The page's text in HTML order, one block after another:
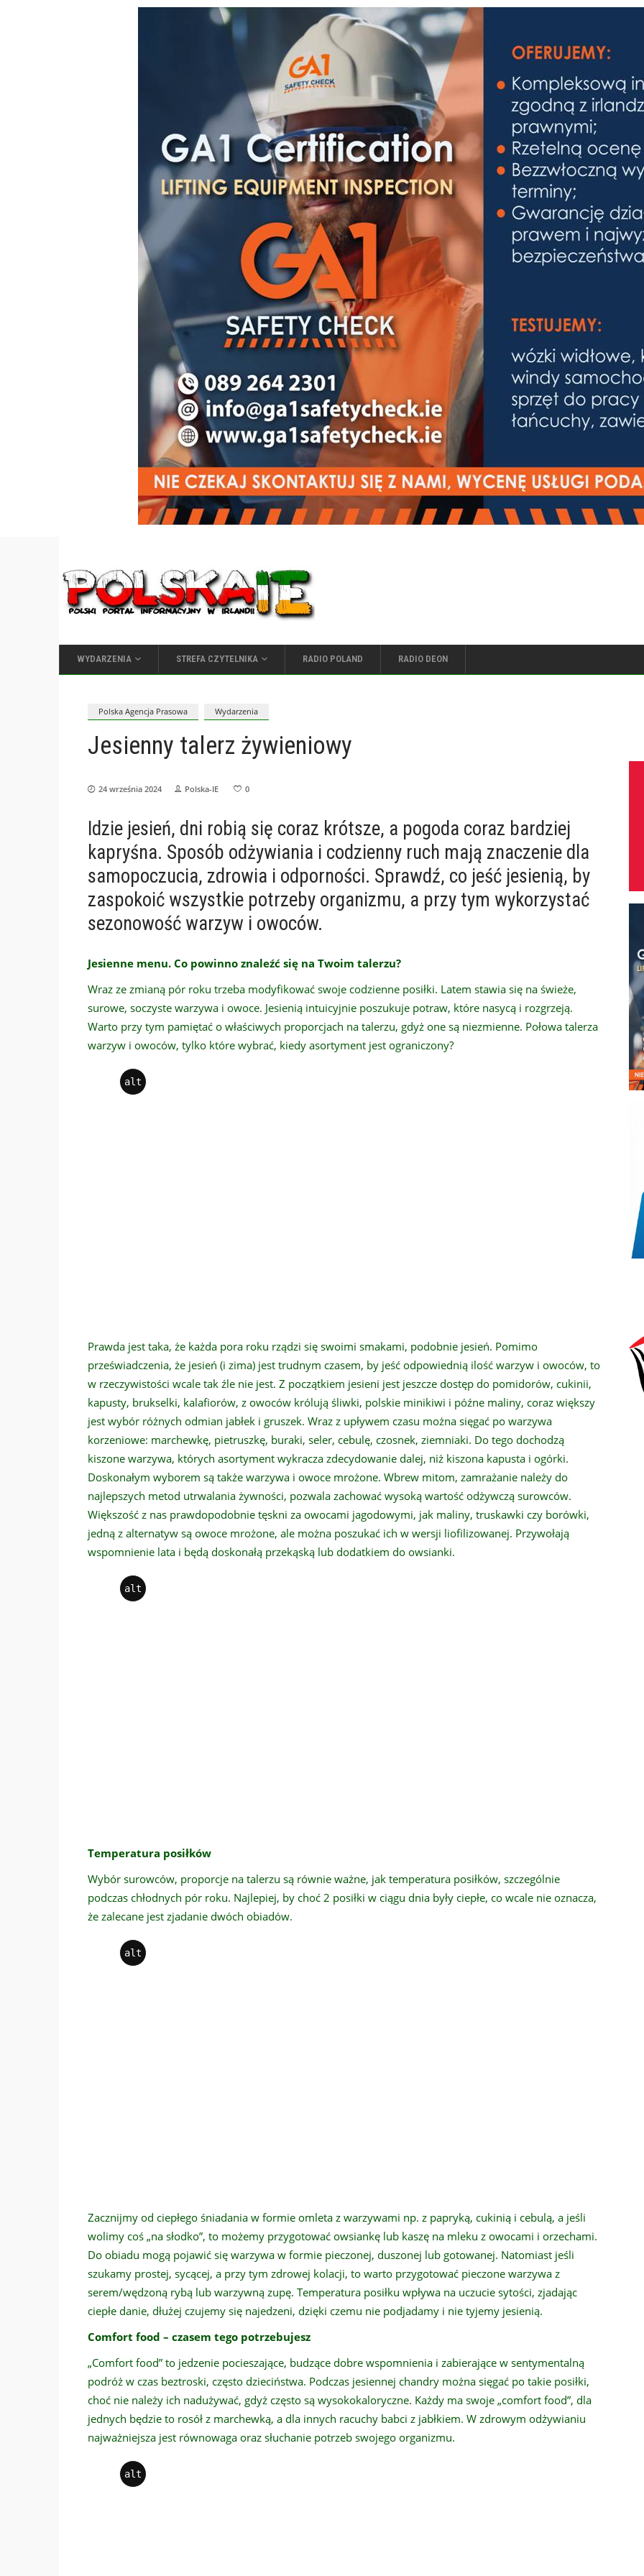
WYDARZENIA STREFA CZYTELNIKA RADIO POLAND RADIO DEON
Polska Agencja Prasowa Wydarzenia
Jesienny talerz żywieniowy
24 września 2024 Polska-IE 0
Idzie jesień, dni robią się coraz krótsze, a pogoda coraz bardziej
kapryśna. Sposób odżywiania i codzienny ruch mają znaczenie dla
samopoczucia, zdrowia i odporności. Sprawdź, co jeść jesienią, by
zaspokoić wszystkie potrzeby organizmu, a przy tym wykorzystać
sezonowość warzyw i owoców.
Jesienne menu. Co powinno znaleźć się na Twoim talerzu?
Wraz ze zmianą pór roku trzeba modyfikować swoje codzienne posiłki. Latem stawia się na świeże,
surowe, soczyste warzywa i owoce. Jesienią intuicyjnie poszukuje potraw, które nasycą i rozgrzeją.
Warto przy tym pamiętać o właściwych proporcjach na talerzu, gdyż one są niezmienne. Połowa talerza
warzyw i owoców, tylko które wybrać, kiedy asortyment jest ograniczony?
alt
Prawda jest taka, że każda pora roku rządzi się swoimi smakami, podobnie jesień. Pomimo
przeświadczenia, że jesień (i zima) jest trudnym czasem, by jeść odpowiednią ilość warzyw i owoców, to
w rzeczywistości wcale tak źle nie jest. Z początkiem jesieni jest jeszcze dostęp do pomidorów, cukinii,
kapusty, brukselki, kalafiorów, z owoców królują śliwki, polskie minikiwi i późne maliny, coraz większy
jest wybór różnych odmian jabłek i gruszek. Wraz z upływem czasu można sięgać po warzywa
korzeniowe: marchewkę, pietruszkę, buraki, seler, cebulę, czosnek, ziemniaki. Do tego dochodzą
kiszone warzywa, których asortyment wykracza zdecydowanie dalej, niż kiszona kapusta i ogórki.
Doskonałym wyborem są także warzywa i owoce mrożone. Wbrew mitom, zamrażanie należy do
najlepszych metod utrwalania żywności, pozwala zachować wysoką wartość odżywczą surowców.
Większość z nas prawdopodobnie tęskni za owocami jagodowymi, jak maliny, truskawki czy borówki,
jedną z alternatyw są owoce mrożone, ale można poszukać ich w wersji liofilizowanej. Przywołają
wspomnienie lata i będą doskonałą przekąską lub dodatkiem do owsianki.
alt
Temperatura posiłków
Wybór surowców, proporcje na talerzu są równie ważne, jak temperatura posiłków, szczególnie
podczas chłodnych pór roku. Najlepiej, by choć 2 posiłki w ciągu dnia były ciepłe, co wcale nie oznacza,
że zalecane jest zjadanie dwóch obiadów.
alt
Zacznijmy od ciepłego śniadania w formie omleta z warzywami np. z papryką, cukinią i cebulą, a jeśli
wolimy coś „na słodko”, to możemy przygotować owsiankę lub kaszę na mleku z owocami i orzechami.
Do obiadu mogą pojawić się warzywa w formie pieczonej, duszonej lub gotowanej. Natomiast jeśli
szukamy prostej, sycącej, a przy tym zdrowej kolacji, to warto przygotować pieczone warzywa z
serem/wędzoną rybą lub warzywną zupę. Temperatura posiłku wpływa na uczucie sytości, zjadając
ciepłe danie, dłużej czujemy się najedzeni, dzięki czemu nie podjadamy i nie tyjemy jesienią.
Comfort food – czasem tego potrzebujesz
„Comfort food” to jedzenie pocieszające, budzące dobre wspomnienia i zabierające w sentymentalną
podróż w czas beztroski, często dzieciństwa. Podczas jesiennej chandry można sięgać po takie posiłki,
choć nie należy ich nadużywać, gdyż często są wysokokaloryczne. Każdy ma swoje „comfort food”, dla
jednych będzie to rosół z marchewką, a dla innych racuchy babci z jabłkiem. W zdrowym odżywianiu
najważniejsza jest równowaga oraz słuchanie potrzeb swojego organizmu.
alt